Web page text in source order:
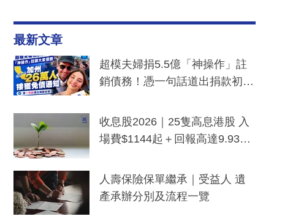
最新文章
超模夫婦捐5.5億「神操作」註
銷債務！憑一句話道出捐款初
一度被誤當詐騙手段
收息股2026｜25隻高息港股 入
場費$1144起＋回報高達9.93
人壽保險保單繼承｜受益人 遺
產承辦分別及流程一覽